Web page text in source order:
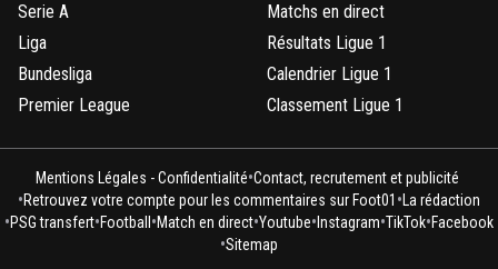
Serie A
Liga
Bundesliga
Premier League
Matchs en direct
Résultats Ligue 1
Calendrier Ligue 1
Classement Ligue 1
Mentions Légales - Confidentialité•Contact, recrutement et publicité
•Retrouvez votre compte pour les commentaires sur Foot01 • La rédaction
•PSG transfert•Football •Match en direct•Youtube• Instagram•TikTok•Facebook
•Sitemap